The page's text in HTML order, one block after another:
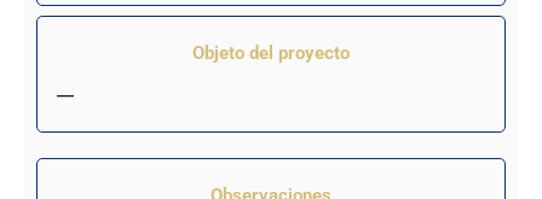
Objeto del proyecto
—